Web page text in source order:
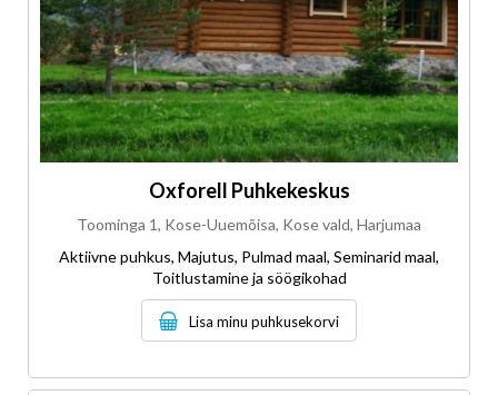
Oxforell Puhkekeskus
Toominga 1, Kose-Uuemõisa, Kose vald, Harjumaa
Aktiivne puhkus, Majutus, Pulmad maal, Seminarid maal,
Toitlustamine ja söögikohad
Lisa minu puhkusekorvi